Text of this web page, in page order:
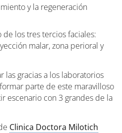
y la regeneración
los tres tercios faciales:
malar, zona perioral y
las gracias a los laboratorios
parte de este maravilloso
escenario con 3 grandes de la
Clinica Doctora Milotich